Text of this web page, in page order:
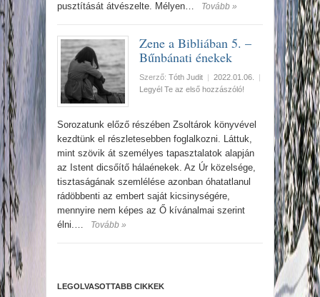
pusztítását átvészelte. Mélyen…
Tovább »
Zene a Bibliában 5. –
Bűnbánati énekek
Szerző: Tóth Judit | 2022.01.06.
|
Legyél Te az első hozzászóló!
Sorozatunk előző részében Zsoltárok könyvével
kezdtünk el részletesebben foglalkozni. Láttuk,
mint szövik át személyes tapasztalatok alapján
az Istent dicsőítő hálaénekek. Az Úr közelsége,
tisztaságának szemlélése azonban óhatatlanul
rádöbbenti az embert saját kicsinységére,
mennyire nem képes az Ő kívánalmai szerint
élni.…
Tovább »
LEGOLVASOTTABB CIKKEK